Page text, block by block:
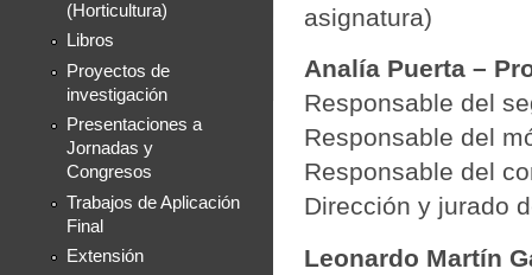
(Horticultura)
Libros
Proyectos de
investigación
Presentaciones a
Jornadas y
Congresos
Trabajos de Aplicación
Final
Extensión
asignatura)
Analía Puerta –
Responsable del
Responsable del
Responsable del
Dirección y jurado
Leonardo Martín